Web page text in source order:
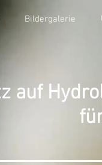
Bildergalerie
auf